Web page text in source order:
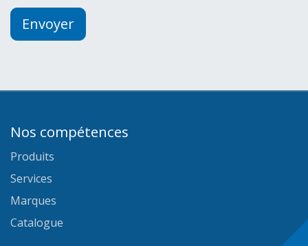
Envoyer
Nos compétences
Produits
Services
Marques
Catalogue